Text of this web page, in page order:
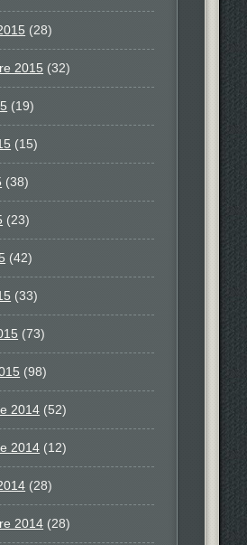
(28)
2015 (32)
(19)
(15)
(38)
(23)
(42)
(33)
(73)
(98)
2014 (52)
2014 (12)
(28)
2014 (28)